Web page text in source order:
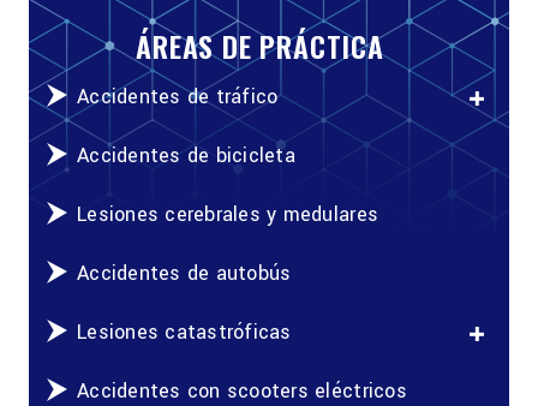
ÁREAS DE PRÁCTICA
Accidentes de tráfico
Accidentes de bicicleta
Lesiones cerebrales y medulares
Accidentes de autobús
Lesiones catastróficas
Accidentes con scooters eléctricos